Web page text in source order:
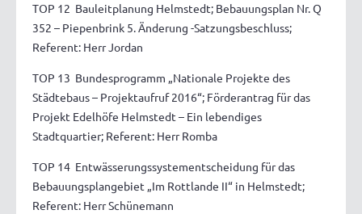
TOP 12 Bauleitplanung Helmstedt; Bebauungsplan Nr. Q
352 – Piepenbrink 5. Änderung -Satzungsbeschluss;
Referent: Herr Jordan
TOP 13 Bundesprogramm „Nationale Projekte des
Städtebaus – Projektaufruf 2016“; Förderantrag für das
Projekt Edelhöfe Helmstedt – Ein lebendiges
Stadtquartier; Referent: Herr Romba
TOP 14 Entwässerungssystementscheidung für das
Bebauungsplangebiet „Im Rottlande II“ in Helmstedt;
Referent: Herr Schünemann